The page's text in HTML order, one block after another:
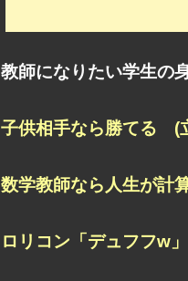
教師になりたい学生の
子供相手なら勝てる (
数学教師なら人生が計
ロリコン「デュフフw